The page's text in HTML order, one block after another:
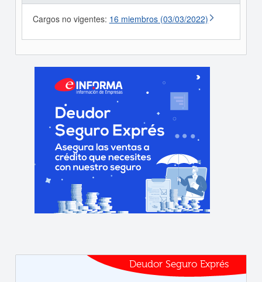
Cargos no vigentes: 16 miembros (03/03/2022)
Deudor Seguro Exprés